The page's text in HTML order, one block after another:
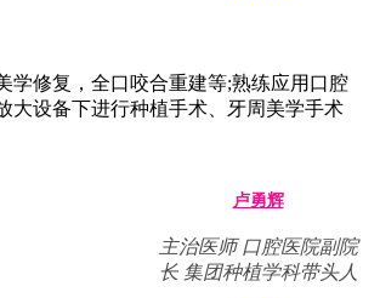
植、美学区种植、即刻种植、种植即刻
院长,主治医师
在线客服